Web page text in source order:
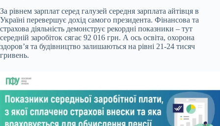
За рівнем зарплат серед галузей середня зарплата айтівця в
Україні перевершує дохід самого президента. Фінансова та
страхова діяльність демонструє рекордні показники – тут
середній заробіток сягає 92 016 грн. А ось освіта, охорона
здоров’я та будівництво залишаються на рівні 21-24 тисяч
гривень.